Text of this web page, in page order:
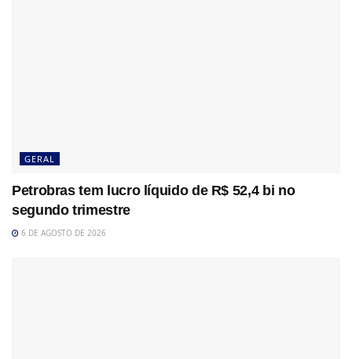
GERAL
Petrobras tem lucro líquido de R$ 52,4 bi no
segundo trimestre
6 DE AGOSTO DE 2026